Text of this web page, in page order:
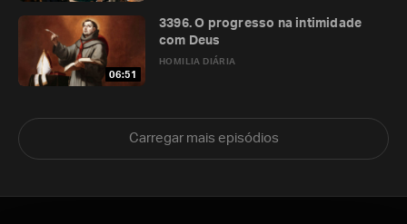
06:51
HOMILIA DIÁRIA
3396. O progresso na intimidade
com Deus
Carregar mais episódios